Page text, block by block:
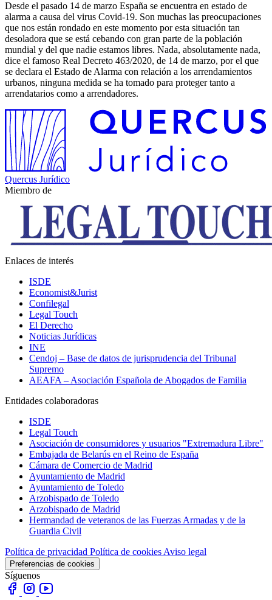
Desde el pasado 14 de marzo España se encuentra en estado de
alarma a causa del virus Covid-19. Son muchas las preocupaciones
que nos están rondado en este momento por esta situación tan
desoladora que se está cebando con gran parte de la población
mundial y del que nadie estamos libres. Nada, absolutamente nada,
dice el famoso Real Decreto 463/2020, de 14 de marzo, por el que
se declara el Estado de Alarma con relación a los arrendamientos
urbanos, ninguna medida se ha tomado para proteger tanto a
arrendatarios como a arrendadores.
Quercus Jurídico
Miembro de
Enlaces de interés
ISDE
Economist&Jurist
Confilegal
Legal Touch
El Derecho
Noticias Jurídicas
INE
Cendoj – Base de datos de jurisprudencia del Tribunal
Supremo
AEAFA – Asociación Española de Abogados de Familia
Entidades colaboradoras
ISDE
Legal Touch
Asociación de consumidores y usuarios "Extremadura Libre"
Embajada de Belarús en el Reino de España
Cámara de Comercio de Madrid
Ayuntamiento de Madrid
Ayuntamiento de Toledo
Arzobispado de Toledo
Arzobispado de Madrid
Hermandad de veteranos de las Fuerzas Armadas y de la
Guardia Civil
Política de privacidad Política de cookies Aviso legal
Preferencias de cookies
Síguenos